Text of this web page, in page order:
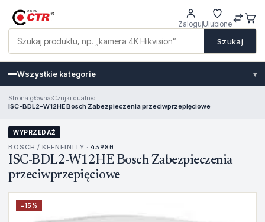
Szukaj
ZalogujUlubione
Wszystkie kategorie ▾
Strona główna›Czujki dualne›
ISC-BDL2-W12HE Bosch Zabezpieczenia przeciwprzepięciowe
WYPRZEDAŻ
BOSCH / KEENFINITY · 43980
ISC-BDL2-W12HE Bosch Zabezpieczenia
przeciwprzepięciowe
−15%